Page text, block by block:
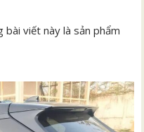
viết này là sản phẩm